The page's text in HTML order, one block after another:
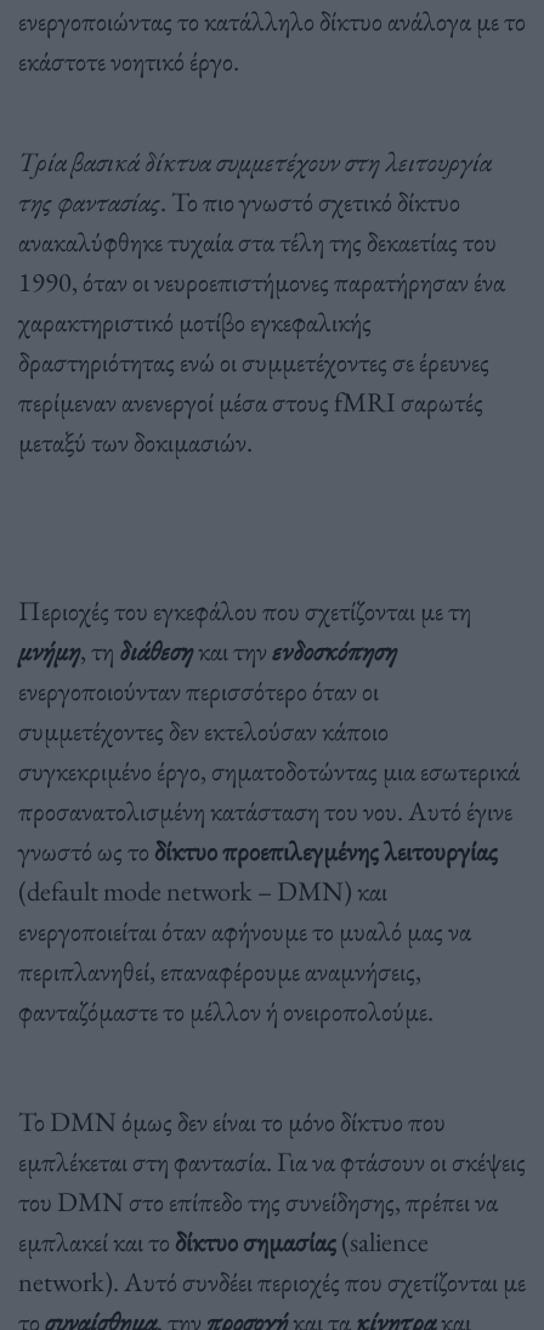
ενεργοποιώντας το κατάλληλο δίκτυο ανάλογα με το
εκάστοτε νοητικό έργο.
Τρία βασικά δίκτυα συμμετέχουν στη λειτουργία
της φαντασίας. Το πιο γνωστό σχετικό δίκτυο
ανακαλύφθηκε τυχαία στα τέλη της δεκαετίας του
1990, όταν οι νευροεπιστήμονες παρατήρησαν ένα
χαρακτηριστικό μοτίβο εγκεφαλικής
δραστηριότητας ενώ οι συμμετέχοντες σε έρευνες
περίμεναν ανενεργοί μέσα στους fMRI σαρωτές
μεταξύ των δοκιμασιών.
Περιοχές του εγκεφάλου που σχετίζονται με τη
μνήμη, τη διάθεσηκαι τηνενδοσκόπηση
ενεργοποιούνταν περισσότερο όταν οι
συμμετέχοντες δεν εκτελούσαν κάποιο
συγκεκριμένο έργο, σηματοδοτώντας μια εσωτερικά
προσανατολισμένη κατάσταση του νου. Αυτό έγινε
γνωστό ως το δίκτυο προεπιλεγμένης λειτουργίας
(default mode network – DMN) και
ενεργοποιείται όταν αφήνουμε το μυαλό μας να
περιπλανηθεί, επαναφέρουμε αναμνήσεις,
φανταζόμαστε το μέλλον ή ονειροπολούμε.
Το DMN όμως δεν είναι το μόνο δίκτυο που
εμπλέκεται στη φαντασία. Για να φτάσουν οι σκέψεις
του DMN στο επίπεδο της συνείδησης, πρέπει να
εμπλακεί και το δίκτυο σημασίας(salience
network). Αυτό συνδέει περιοχές που σχετίζονται με
τοσυναίσθημα, την προσοχήκαι τακίνητρακαι